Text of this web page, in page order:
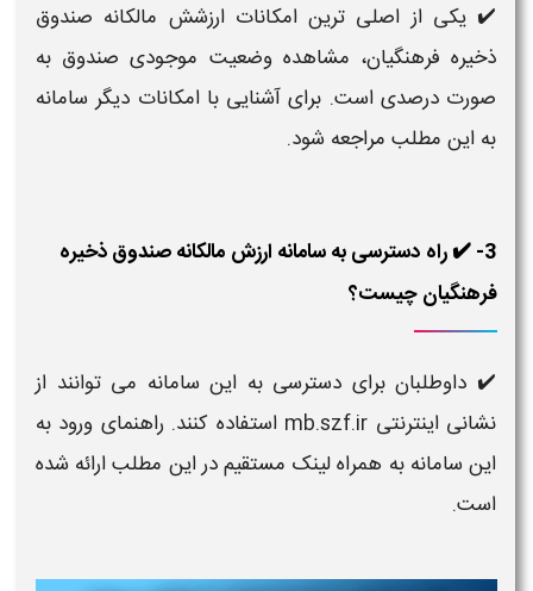
✔️ یکی از اصلی ترین امکانات ارزشش مالکانه صندوق
ذخیره فرهنگیان، مشاهده وضعیت موجودی صندوق به
صورت درصدی است. برای آشنایی با امکانات دیگر سامانه
به این مطلب مراجعه شود.
3- ✔️ راه دسترسی به سامانه ارزش مالکانه صندوق ذخیره
فرهنگیان چیست؟
✔️ داوطلبان برای دسترسی به این سامانه می توانند از
نشانی اینترنتی mb.szf.ir استفاده کنند. راهنمای ورود به
این سامانه به همراه لینک مستقیم در این مطلب ارائه شده
است.